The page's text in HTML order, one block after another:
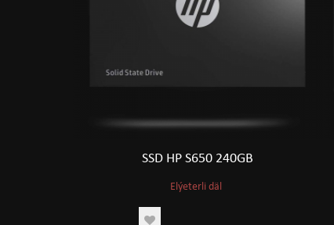
SSD HP S650 240GB
Elýeterli däl